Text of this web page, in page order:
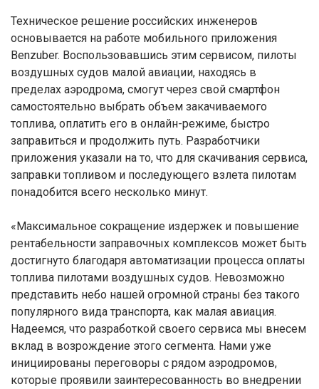
Техническое решение российских инженеров
основывается на работе мобильного приложения
Benzuber. Воспользовавшись этим сервисом, пилоты
воздушных судов малой авиации, находясь в
пределах аэродрома, смогут через свой смартфон
самостоятельно выбрать объем закачиваемого
топлива, оплатить его в онлайн-режиме, быстро
заправиться и продолжить путь. Разработчики
приложения указали на то, что для скачивания сервиса,
заправки топливом и последующего взлета пилотам
понадобится всего несколько минут.
«Максимальное сокращение издержек и повышение
рентабельности заправочных комплексов может быть
достигнуто благодаря автоматизации процесса оплаты
топлива пилотами воздушных судов. Невозможно
представить небо нашей огромной страны без такого
популярного вида транспорта, как малая авиация.
Надеемся, что разработкой своего сервиса мы внесем
вклад в возрождение этого сегмента. Нами уже
инициированы переговоры с рядом аэродромов,
которые проявили заинтересованность во внедрении